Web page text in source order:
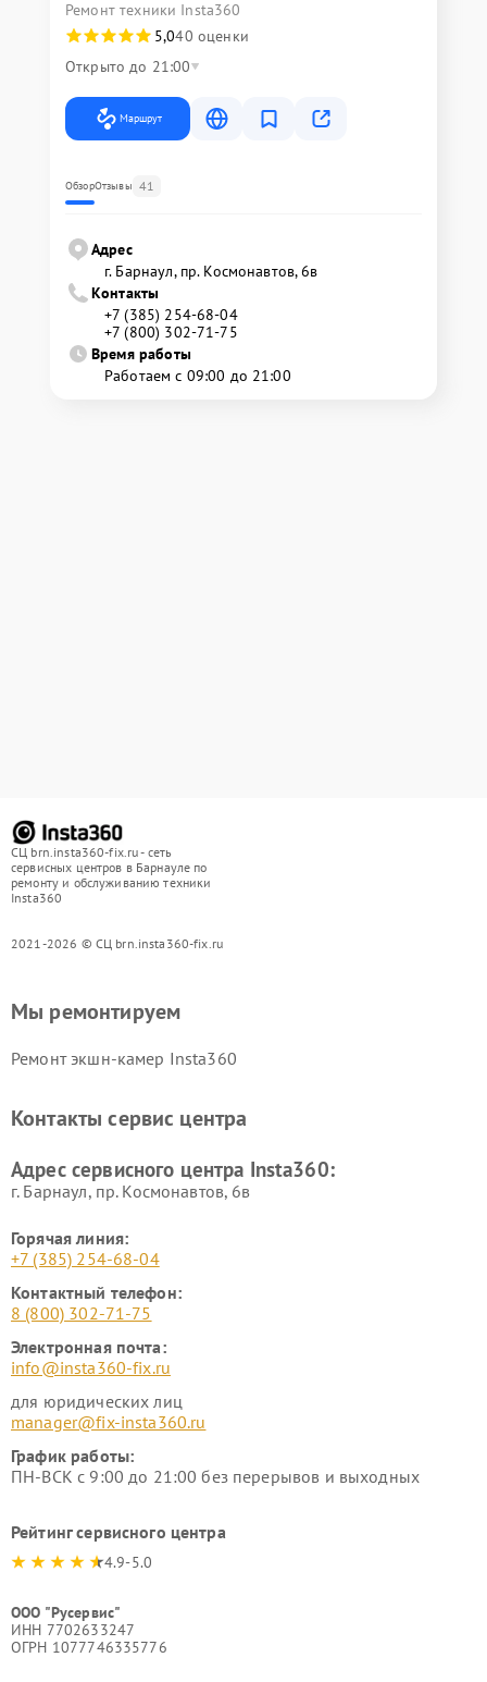
Ремонт техники Insta360
5,040 оценки
Открыто до 21:00
Маршрут
ОбзорОтзывы 41
Адрес
г. Барнаул, ​пр. Космонавтов, 6в
Контакты
+7 (385) 254-68-04
+7 (800) 302-71-75
Время работы
Работаем с 09:00 до 21:00
СЦ brn.insta360-fix.ru - сеть
сервисных центров в Барнауле по
ремонту и обслуживанию техники
Insta360
2021-2026 © СЦ brn.insta360-fix.ru
Мы ремонтируем
Ремонт экшн-камер Insta360
Контакты сервис центра
Адрес сервисного центра Insta360:
г. Барнаул, ​пр. Космонавтов, 6в
Горячая линия:
+7 (385) 254-68-04
Контактный телефон:
8 (800) 302-71-75
Электронная почта:
info@insta360-fix.ru
для юридических лиц
manager@fix-insta360.ru
График работы:
ПН-ВСК с 9:00 до 21:00 без перерывов и выходных
Рейтинг сервисного центра
4.9-5.0
ООО "Русервис"
ИНН 7702633247
ОГРН 1077746335776